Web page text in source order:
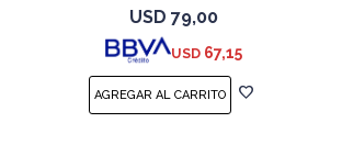
USD 79,00
USD 67,15